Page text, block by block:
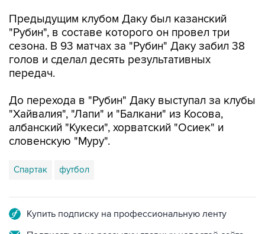
Предыдущим клубом Даку был казанский
"Рубин", в составе которого он провел три
сезона. В 93 матчах за "Рубин" Даку забил 38
голов и сделал десять результативных
передач.
До перехода в "Рубин" Даку выступал за клубы
"Хайвалия", "Лапи" и "Балкани" из Косова,
албанский "Кукеси", хорватский "Осиек" и
словенскую "Муру".
Спартак футбол
Купить подписку на профессиональную ленту